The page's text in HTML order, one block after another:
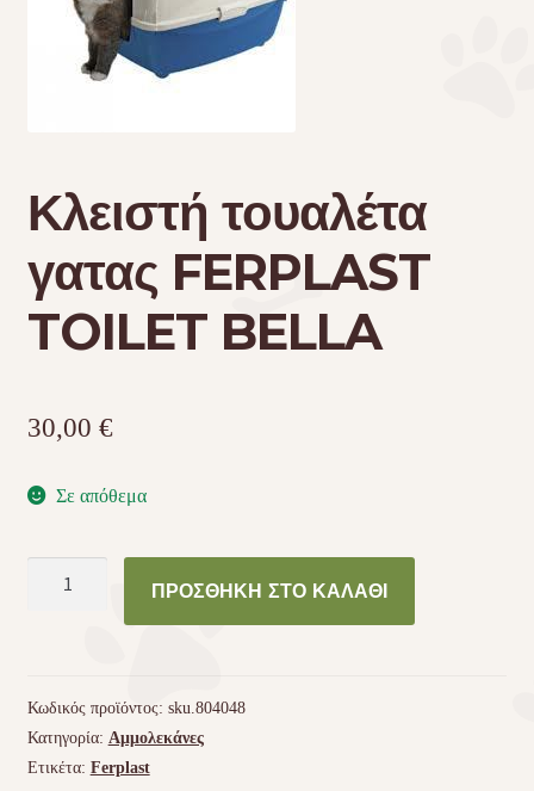
Πουλί
Κρεβατάκια
Επικοινωνία
Φροντίδα – Είδη Υγιεινής
Κλειστή τουαλέτα
γατας FERPLAST
TOILET BELLA
30,00 €
Σε απόθεμα
BELLA
ποσότητα
ΠΡΟΣΘΉΚΗ ΣΤΟ ΚΑΛΆΘΙ
Κωδικός προϊόντος: sku.804048
Κατηγορία: Αμμολεκάνες
Ετικέτα: Ferplast